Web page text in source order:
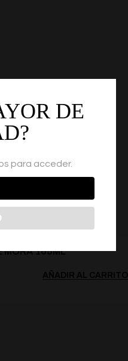
MORA 165ML
AÑADIR AL CARRITO
DE
para acceder.